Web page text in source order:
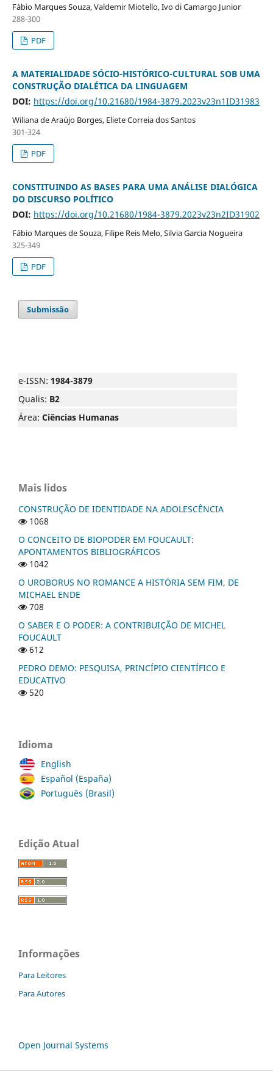
Fábio Marques Souza, Valdemir Miotello, Ivo di Camargo Junior
288-300
PDF
A MATERIALIDADE SÓCIO-HISTÓRICO-CULTURAL SOB UMA
CONSTRUÇÃO DIALÉTICA DA LINGUAGEM
DOI: https://doi.org/10.21680/1984-3879.2023v23n1ID31983
Wiliana de Araújo Borges, Eliete Correia dos Santos
301-324
PDF
CONSTITUINDO AS BASES PARA UMA ANÁLISE DIALÓGICA
DO DISCURSO POLÍTICO
DOI: https://doi.org/10.21680/1984-3879.2023v23n2ID31902
Fábio Marques de Souza, Filipe Reis Melo, Silvia Garcia Nogueira
325-349
PDF
Submissão
e-ISSN: 1984-3879
Qualis: B2
Área: Ciências Humanas
Mais lidos
CONSTRUÇÃO DE IDENTIDADE NA ADOLESCÊNCIA
1068
O CONCEITO DE BIOPODER EM FOUCAULT:
APONTAMENTOS BIBLIOGRÁFICOS
1042
O UROBORUS NO ROMANCE A HISTÓRIA SEM FIM, DE
MICHAEL ENDE
708
O SABER E O PODER: A CONTRIBUIÇÃO DE MICHEL
FOUCAULT
612
PEDRO DEMO: PESQUISA, PRINCÍPIO CIENTÍFICO E
EDUCATIVO
520
Idioma
English
Español (España)
Português (Brasil)
Edição Atual
Informações
Para Leitores
Para Autores
Open Journal Systems